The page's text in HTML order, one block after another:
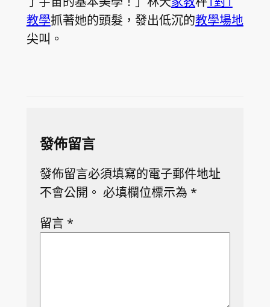
教學抓著她的頭髮，發出低沉的教學場地
尖叫。
發佈留言
發佈留言必須填寫的電子郵件地址
不會公開。 必填欄位標示為 *
留言 *